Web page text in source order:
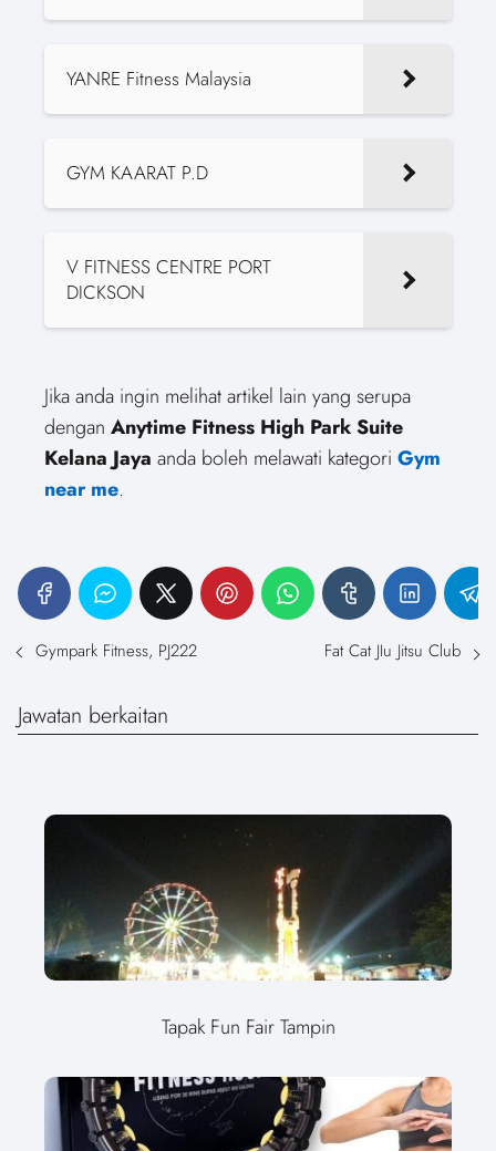
YANRE Fitness Malaysia
GYM KAARAT P.D
V FITNESS CENTRE PORT
DICKSON
Jika anda ingin melihat artikel lain yang serupa
dengan Anytime Fitness High Park Suite
Kelana Jaya anda boleh melawati kategori Gym
near me.
Gympark Fitness, PJ222 Fat Cat JIu Jitsu Club
Jawatan berkaitan
Tapak Fun Fair Tampin